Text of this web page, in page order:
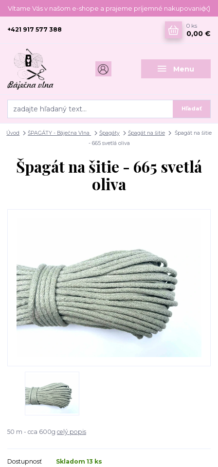
Vítame Vás v našom e-shope a prajeme príjemné nakupovanie :)
Menu
Hľadať
+421 917 577 388
0 ks
0,00 €
Úvod ŠPAGÁTY - Báječna Vlna Špagáty Špagát na šitie
Špagát na šitie
- 665 svetlá oliva
Špagát na šitie - 665 svetlá
oliva
50 m - cca 600g celý popis
Dostupnosť Skladom 13 ks